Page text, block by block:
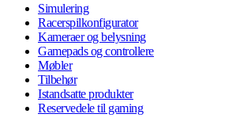
Simulering
Racerspilkonfigurator
Kameraer og belysning
Gamepads og controllere
Møbler
Tilbehør
Istandsatte produkter
Reservedele til gaming